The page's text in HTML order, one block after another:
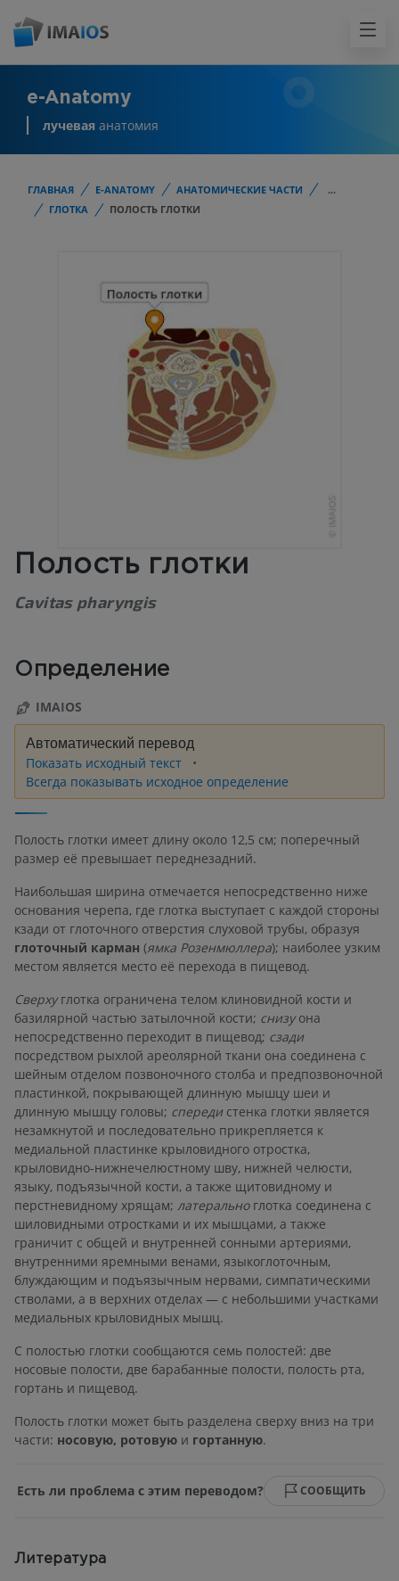
e-Anatomy
лучевая анатомия
ГЛАВНАЯ E-ANATOMY АНАТОМИЧЕСКИЕ ЧАСТИ
...
ГЛОТКА
ПОЛОСТЬ ГЛОТКИ
Полость глотки
Cavitas pharyngis
Определение
IMAIOS
Автоматический перевод
Показать исходный текст
Всегда показывать исходное определение
Полость глотки имеет длину около 12,5 см; поперечный
размер её превышает переднезадний.
Наибольшая ширина отмечается непосредственно ниже
основания черепа, где глотка выступает с каждой стороны
кзади от глоточного отверстия слуховой трубы, образуя
глоточный карман (ямка Розенмюллера); наиболее узким
местом является место её перехода в пищевод.
Сверхуглотка ограничена телом клиновидной кости и
базилярной частью затылочной кости; снизуона
непосредственно переходит в пищевод; сзади
посредством рыхлой ареолярной ткани она соединена с
шейным отделом позвоночного столба и предпозвоночной
пластинкой, покрывающей длинную мышцу шеи и
длинную мышцу головы; спередистенка глотки является
незамкнутой и последовательно прикрепляется к
медиальной пластинке крыловидного отростка,
крыловидно-нижнечелюстному шву, нижней челюсти,
языку, подъязычной кости, а также щитовидному и
перстневидному хрящам; латеральноглотка соединена с
шиловидными отростками и их мышцами, а также
граничит с общей и внутренней сонными артериями,
внутренними яремными венами, языкоглоточным,
блуждающим и подъязычным нервами, симпатическими
стволами, а в верхних отделах — с небольшими участками
медиальных крыловидных мышц.
С полостью глотки сообщаются семь полостей: две
носовые полости, две барабанные полости, полость рта,
гортань и пищевод.
Полость глотки может быть разделена сверху вниз на три
части: носовую, ротовую и гортанную.
Есть ли проблема с этим переводом? СООБЩИТЬ
Литература